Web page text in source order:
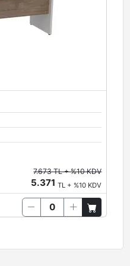
7.673 TL + %10 KDV
5.371TL + %10 KDV